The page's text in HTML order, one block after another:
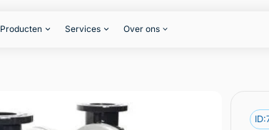
Producten Services Over ons
ID: